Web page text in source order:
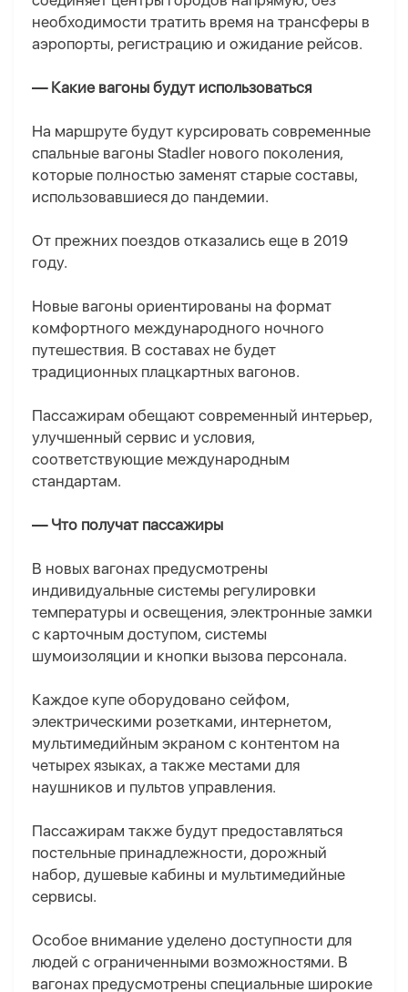
необходимости тратить время на трансферы в
аэропорты, регистрацию и ожидание рейсов.
— Какие вагоны будут использоваться
На маршруте будут курсировать современные
спальные вагоны Stadler нового поколения,
которые полностью заменят старые составы,
использовавшиеся до пандемии.
От прежних поездов отказались еще в 2019
году.
Новые вагоны ориентированы на формат
комфортного международного ночного
путешествия. В составах не будет
традиционных плацкартных вагонов.
Пассажирам обещают современный интерьер,
улучшенный сервис и условия,
соответствующие международным
стандартам.
— Что получат пассажиры
В новых вагонах предусмотрены
индивидуальные системы регулировки
температуры и освещения, электронные замки
с карточным доступом, системы
шумоизоляции и кнопки вызова персонала.
Каждое купе оборудовано сейфом,
электрическими розетками, интернетом,
мультимедийным экраном с контентом на
четырех языках, а также местами для
наушников и пультов управления.
Пассажирам также будут предоставляться
постельные принадлежности, дорожный
набор, душевые кабины и мультимедийные
сервисы.
Особое внимание уделено доступности для
людей с ограниченными возможностями. В
вагонах предусмотрены специальные широкие